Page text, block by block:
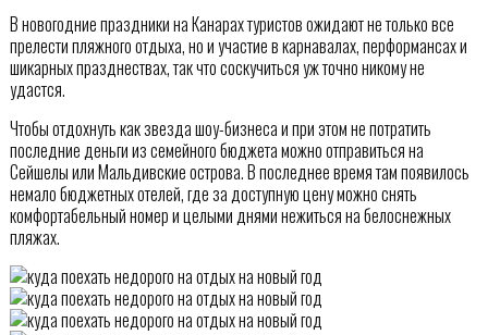
В новогодние праздники на Канарах туристов ожидают не только все
прелести пляжного отдыха, но и участие в карнавалах, перформансах и
шикарных празднествах, так что соскучиться уж точно никому не
удастся.
Чтобы отдохнуть как звезда шоу-бизнеса и при этом не потратить
последние деньги из семейного бюджета можно отправиться на
Сейшелы или Мальдивские острова. В последнее время там появилось
немало бюджетных отелей, где за доступную цену можно снять
комфортабельный номер и целыми днями нежиться на белоснежных
пляжах.